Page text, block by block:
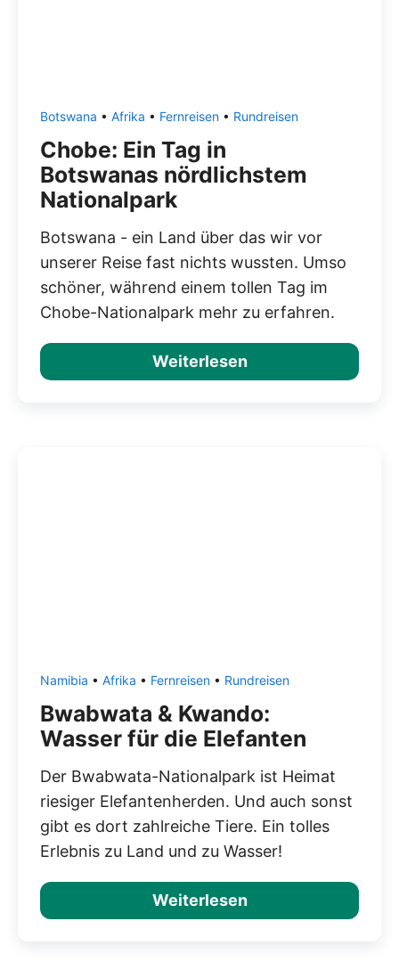
Botswana • Afrika • Fernreisen • Rundreisen
Chobe: Ein Tag in
Botswanas nördlichstem
Nationalpark
Botswana - ein Land über das wir vor
unserer Reise fast nichts wussten. Umso
schöner, während einem tollen Tag im
Chobe-Nationalpark mehr zu erfahren.
Weiterlesen
Namibia • Afrika • Fernreisen • Rundreisen
Bwabwata & Kwando:
Wasser für die Elefanten
Der Bwabwata-Nationalpark ist Heimat
riesiger Elefantenherden. Und auch sonst
gibt es dort zahlreiche Tiere. Ein tolles
Erlebnis zu Land und zu Wasser!
Weiterlesen